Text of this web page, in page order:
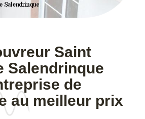
Saint
Salendrinque
de
au meilleur prix